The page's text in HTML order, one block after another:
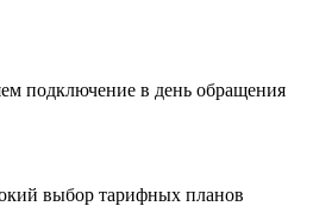
подключение в день обращения
выбор тарифных планов